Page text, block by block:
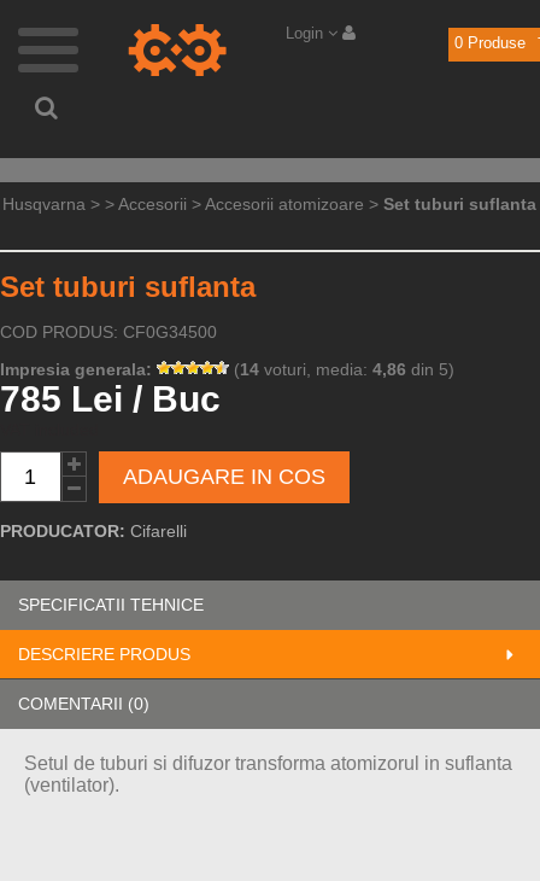
Login
0 Produse
Husqvarna >>Accesorii >Accesorii atomizoare >Set tuburi suflanta
Set tuburi suflanta
COD PRODUS: CF0G34500
Impresia generala:
(14 voturi, media: 4,86 din 5)
785 Lei / Buc
ADAUGARE IN COS
PRODUCATOR: Cifarelli
SPECIFICATII TEHNICE
DESCRIERE PRODUS
COMENTARII (0)
Setul de tuburi si difuzor transforma atomizorul in suflanta
(ventilator).